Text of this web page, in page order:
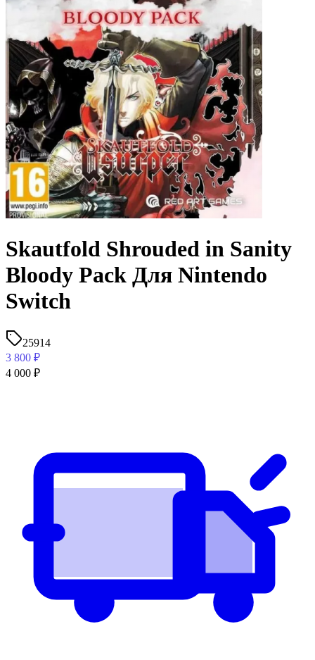
Skautfold Shrouded in Sanity
Bloody Pack Для Nintendo
Switch
25914
3 800 ₽
4 000 ₽